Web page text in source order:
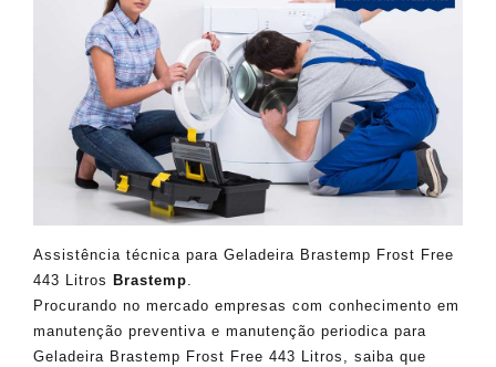
Assistência técnica para Geladeira Brastemp Frost Free
443 Litros Brastemp
Procurando no mercado empresas com conhecimento em
manutenção preventiva e manutenção periodica para
Geladeira Brastemp Frost Free 443 Litros, saiba que